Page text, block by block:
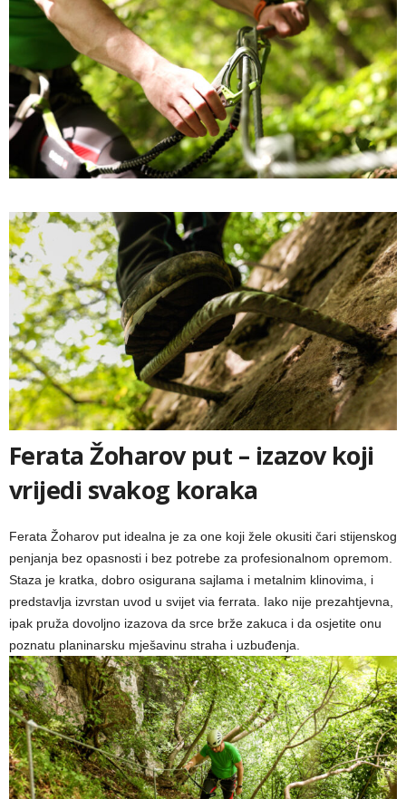
Ferata Žoharov put – izazov koji
vrijedi svakog koraka
Ferata Žoharov put idealna je za one koji žele okusiti čari stijenskog
penjanja bez opasnosti i bez potrebe za profesionalnom opremom.
Staza je kratka, dobro osigurana sajlama i metalnim klinovima, i
predstavlja izvrstan uvod u svijet via ferrata. Iako nije prezahtjevna,
ipak pruža dovoljno izazova da srce brže zakuca i da osjetite onu
poznatu planinarsku mješavinu straha i uzbuđenja.